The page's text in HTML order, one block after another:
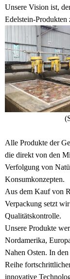
Unsere Vision ist,
Edelstein-Produkten
(
Alle Produkte der
die direkt von den
Verfolgung von
Konsumkonzepten.
Aus dem Kauf von
Verpackung setzt
Qualitätskontrolle.
Unsere Produkte
Nordamerika,
Nahen Osten. In
Reihe
innovative